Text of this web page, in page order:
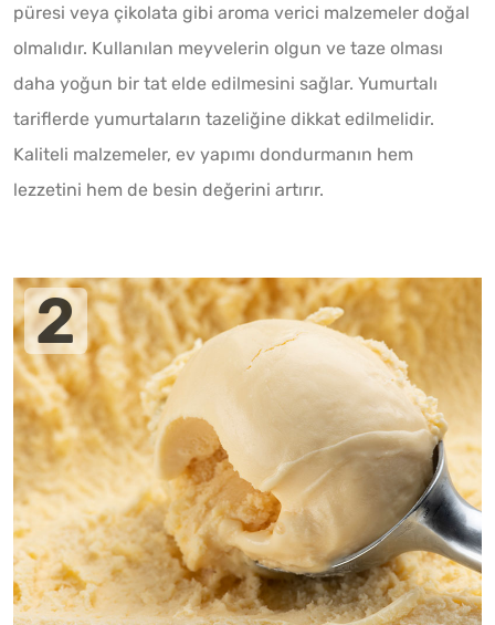
püresi veya çikolata gibi aroma verici malzemeler doğal
olmalıdır. Kullanılan meyvelerin olgun ve taze olması
daha yoğun bir tat elde edilmesini sağlar. Yumurtalı
tariflerde yumurtaların tazeliğine dikkat edilmelidir.
Kaliteli malzemeler, ev yapımı dondurmanın hem
lezzetini hem de besin değerini artırır.